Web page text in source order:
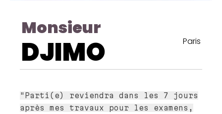
Monsieur
DJIMO Paris
"Parti(e) reviendra dans les 7 jours
après mes travaux pour les examens,